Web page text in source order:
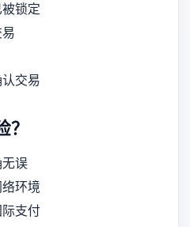
锁定
交易
误
环境
支付